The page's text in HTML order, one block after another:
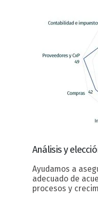
Análisis y
Ayudamos a
adecuado de
procesos y